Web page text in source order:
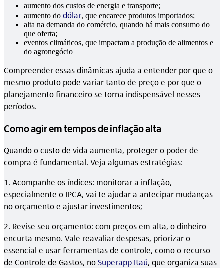
aumento dos custos de energia e transporte;
aumento do dólar, que encarece produtos importados;
alta na demanda do comércio, quando há mais consumo do
que oferta;
eventos climáticos, que impactam a produção de alimentos e
do agronegócio
Compreender essas dinâmicas ajuda a entender por que o
mesmo produto pode variar tanto de preço e por que o
planejamento financeiro se torna indispensável nesses
períodos.
Como agir em tempos de inflação alta
Quando o custo de vida aumenta, proteger o poder de
compra é fundamental. Veja algumas estratégias:
1. Acompanhe os índices: monitorar a inflação,
especialmente o IPCA, vai te ajudar a antecipar mudanças
no orçamento e ajustar investimentos;
2. Revise seu orçamento: com preços em alta, o dinheiro
encurta mesmo. Vale reavaliar despesas, priorizar o
essencial e usar ferramentas de controle, como o recurso
de Controle de Gastos, noSuperapp Itaú, que organiza suas